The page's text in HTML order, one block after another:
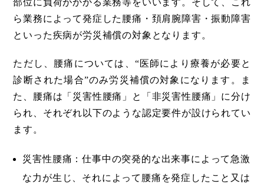
部位に負荷がかかる業務等をいいます。そして、これ
ら業務によって発症した腰痛・頚肩腕障害・振動障害
といった疾病が労災補償の対象となります。
ただし、腰痛については、“医師により療養が必要と
診断された場合”のみ労災補償の対象になります。ま
た、腰痛は「災害性腰痛」と「非災害性腰痛」に分け
られ、それぞれ以下のような認定要件が設けられてい
ます。
災害性腰痛：仕事中の突発的な出来事によって急激
な力が生じ、それによって腰痛を発症したこと又は